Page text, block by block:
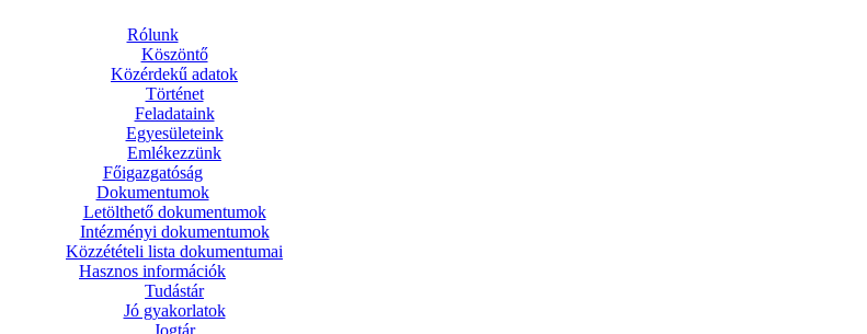
Rólunk
Köszöntő
Közérdekű adatok
Történet
Feladataink
Egyesületeink
Emlékezzünk
Főigazgatóság
Dokumentumok
Letölthető dokumentumok
Intézményi dokumentumok
Közzétételi lista dokumentumai
Hasznos információk
Tudástár
Jó gyakorlatok
Jogtár